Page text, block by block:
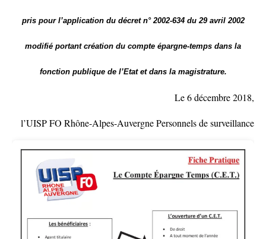
pris pour l’application du décret n° 2002-634 du 29 avril 2002
modifié portant création du compte épargne-temps dans la
fonction publique de l’Etat et dans la magistrature.
Le 6 décembre 2018,
l’UISP FO Rhône-Alpes-AuvergnePersonnels de surveillance